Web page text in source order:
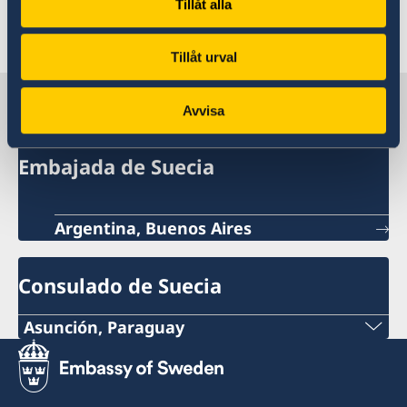
Tillåt alla
Tillåt urval
Avvisa
Última actualización 27 ago 2025, 9.11
Suecia en Paraguay
Embajada de Suecia
Argentina, Buenos Aires
Consulado de Suecia
Asunción, Paraguay
Teléfono:
+595 21 2190 463